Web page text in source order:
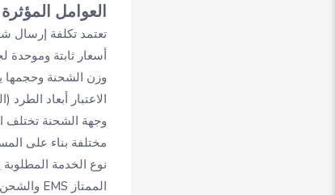
العوامل
تعتمد تكلفة إرسال
أسعار ثابتة
وزن الشحنة وحجمها
الاعتبار أبعاد
وجهة الشحنة تختلف
مختلفة بناء على
نوع الخدمة
الممتاز EMS والشحن الاقتصادي أو البريد المسجل ولكل منها هيكل تسعير مختلف